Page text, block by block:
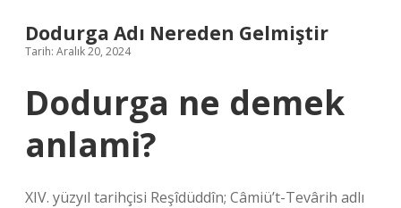
Dodurga Adı Nereden Gelmiştir
Tarih: Aralık 20, 2024
Dodurga ne demek
anlami?
XIV. yüzyıl tarihçisi Reşîdüddîn; Câmiü’t-Tevârih adlı